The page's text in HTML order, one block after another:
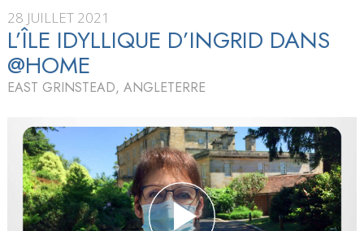
28 JUILLET 2021
L’ÎLE IDYLLIQUE D’INGRID DANS
@HOME
EAST GRINSTEAD, ANGLETERRE